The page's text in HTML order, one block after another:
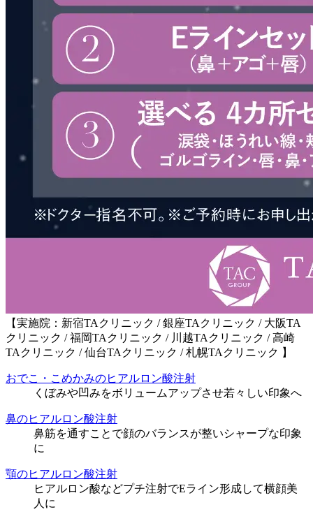
【実施院：新宿TAクリニック / 銀座TAクリニック / 大阪TA
クリニック / 福岡TAクリニック / 川越TAクリニック / 高崎
TAクリニック / 仙台TAクリニック / 札幌TAクリニック 】
おでこ・こめかみのヒアルロン酸注射
くぼみや凹みをボリュームアップさせ若々しい印象へ
鼻のヒアルロン酸注射
鼻筋を通すことで顔のバランスが整いシャープな印象
に
顎のヒアルロン酸注射
ヒアルロン酸などプチ注射でEライン形成して横顔美
人に